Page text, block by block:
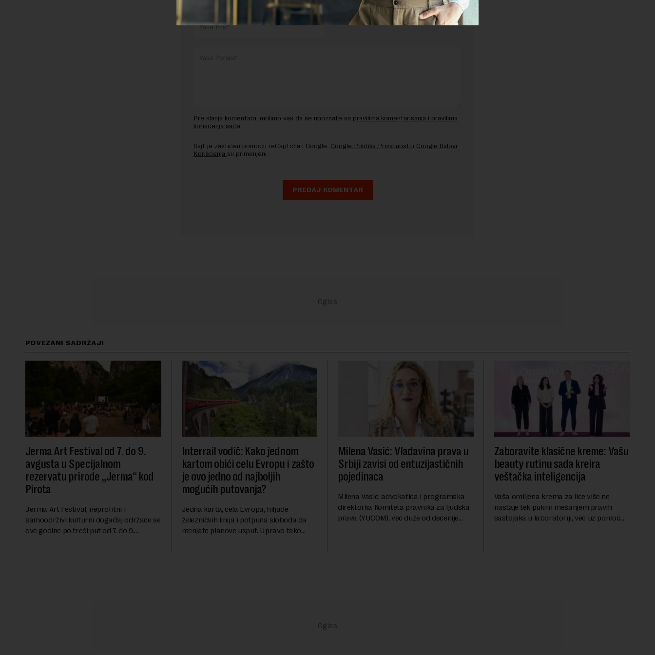
Pre slanja komentara, molimo vas da se upoznate sa pravilima komentarisanja i pravilima
korišćenja sajta.
Sajt je zaštićen pomocu reCaptcha i Google. Google Politika Privatnosti i Google Uslovi
Korišćenja su primenjeni.
POVEZANI SADRŽAJI
Jerma Art Festival od 7. do 9.
avgusta u Specijalnom
rezervatu prirode „Jerma“ kod
Pirota
Jerma Art Festival, neprofitni i
samoodrživi kulturni događaj održaće se
ove godine po treći put od 7. do 9.
Interrail vodič: Kako jednom
kartom obići celu Evropu i zašto
je ovo jedno od najboljih
mogućih putovanja?
Jedna karta, cela Evropa, hiljade
železničkih linija i potpuna sloboda da
menjate planove usput. Upravo tako
Milena Vasić: Vladavina prava u
Srbiji zavisi od entuzijastičnih
pojedinaca
Milena Vasić, advokatica i programska
direktorka Komiteta pravnika za ljudska
prava (YUCOM), već duže od decenije
Zaboravite klasične kreme: Vašu
beauty rutinu sada kreira
veštačka inteligencija
Vaša omiljena krema za lice više ne
nastaje tek pukim mešanjem pravih
sastojaka u laboratoriji, već uz pomoć